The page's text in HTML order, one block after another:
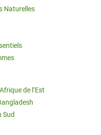
Naturelles
de l’Est
Sud